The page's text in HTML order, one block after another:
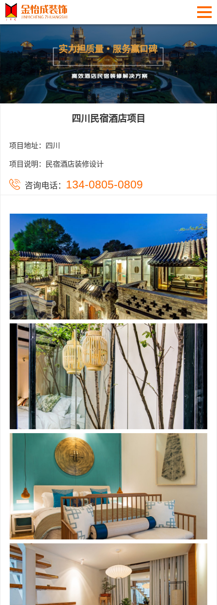
四川民宿酒店项目
项目地址：四川
项目说明：民宿酒店装修设计
咨询电话： 134-0805-0809